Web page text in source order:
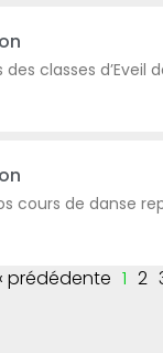
des classes d’Eveil
cours de danse
prédédente 1 2